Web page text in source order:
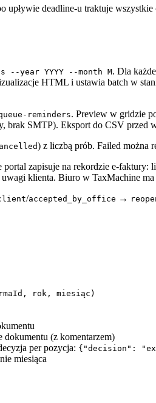
upływie deadline-u traktuje
--year YYYY --month M. Dla
HTML i ustawia batch w
reminders. Preview w gridzie
brak SMTP). Eksport do CSV przed
) z liczbą prób. Failed można
zapisuje na rekordzie e-
klienta. Biuro w TaxMachine
/accepted_by_office →
rok, miesiąc)
(z komentarzem)
per pozycja: {"decision":
miesiąca